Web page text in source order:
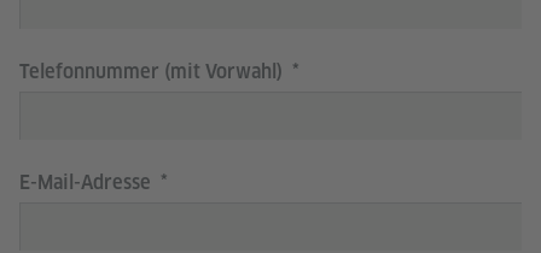
Telefonnummer (mit Vorwahl)
E-Mail-Adresse